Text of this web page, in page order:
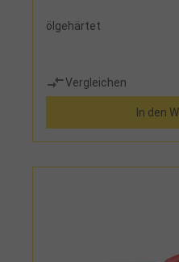
ölgehärtet
Vergleichen
In den